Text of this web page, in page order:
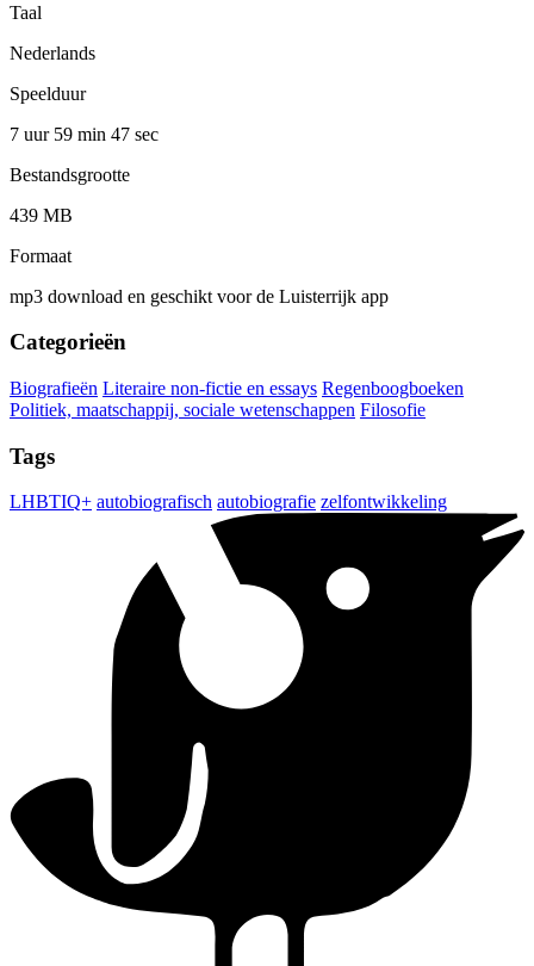
Taal
Nederlands
Speelduur
7 uur 59 min 47 sec
Bestandsgrootte
439 MB
Formaat
mp3 download en geschikt voor de Luisterrijk app
Categorieën
Biografieën Literaire non-fictie en essays Regenboogboeken
Politiek, maatschappij, sociale wetenschappen Filosofie
Tags
LHBTIQ+ autobiografisch autobiografie zelfontwikkeling